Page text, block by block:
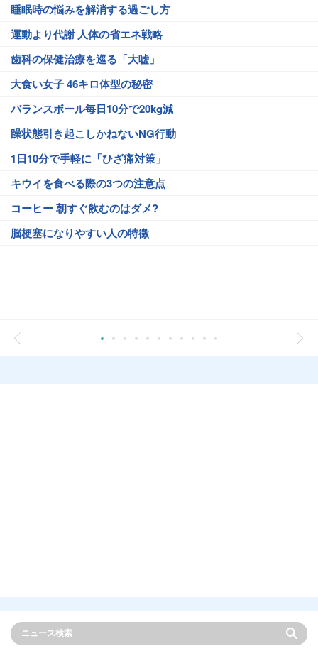
睡眠時の悩みを解消する過ごし方
運動より代謝 人体の省エネ戦略
歯科の保健治療を巡る「大嘘」
大食い女子 46キロ体型の秘密
バランスボール毎日10分で20kg減
躁状態引き起こしかねないNG行動
1日10分で手軽に「ひざ痛対策」
キウイを食べる際の3つの注意点
コーヒー 朝すぐ飲むのはダメ?
脳梗塞になりやすい人の特徴